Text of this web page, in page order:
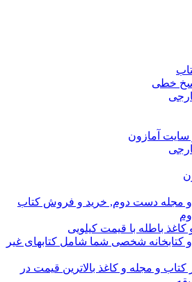
خطی
سایت آمازون
و مجله دست دوم, خرید و فروش کتاب
کاغذ باطله با قیمت کیلویی
کتابخانه شخصی شما شامل کتابهای غیر
کتاب و مجله و کاغذ بالاترین قیمت در